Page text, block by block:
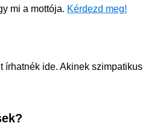
mi a mottója. Kérdezd meg!
írhatnék ide. Akinek szimpatikus